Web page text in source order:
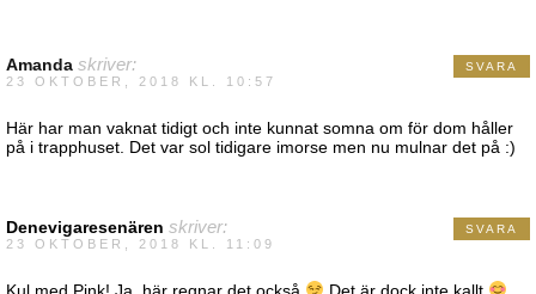
Amanda skriver:
23 OKTOBER, 2018 KL. 10:57
Här har man vaknat tidigt och inte kunnat somna om för dom håller
på i trapphuset. Det var sol tidigare imorse men nu mulnar det på :)
SVARA
Denevigaresenären skriver:
23 OKTOBER, 2018 KL. 11:09
Kul med Pink! Ja, här regnar det också
Det är dock inte kallt
SVARA